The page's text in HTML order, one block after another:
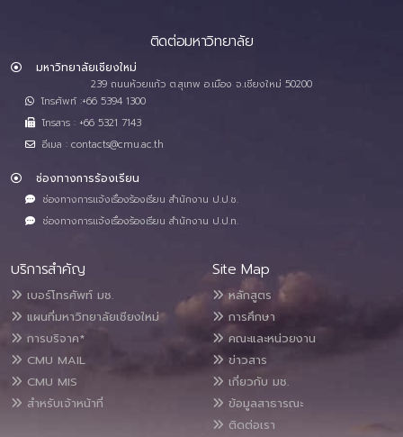
ติดต่อมหาวิทยาลัย
มหาวิทยาลัยเชียงใหม่
239 ถนนห้วยแก้ว ต.สุเทพ อ.เมือง จ.เชียงใหม่ 50200
โทรศัพท์ :+66 5394 1300
โทรสาร : +66 5321 7143
อีเมล : contacts@cmu.ac.th
ช่องทางการร้องเรียน
ช่องทางการแจ้งเรื่องร้องเรียน สำนักงาน ป.ป.ช.
ช่องทางการแจ้งเรื่องร้องเรียน สำนักงาน ป.ป.ท.
บริการสำคัญ
เบอร์โทรศัพท์ มช.
แผนที่มหาวิทยาลัยเชียงใหม่
การบริจาค*
CMU MAIL
CMU MIS
สำหรับเจ้าหน้าที่
Site Map
หลักสูตร
การศึกษา
คณะและหน่วยงาน
ข่าวสาร
เกี่ยวกับ มช.
ข้อมูลสาธารณะ
ติดต่อเรา